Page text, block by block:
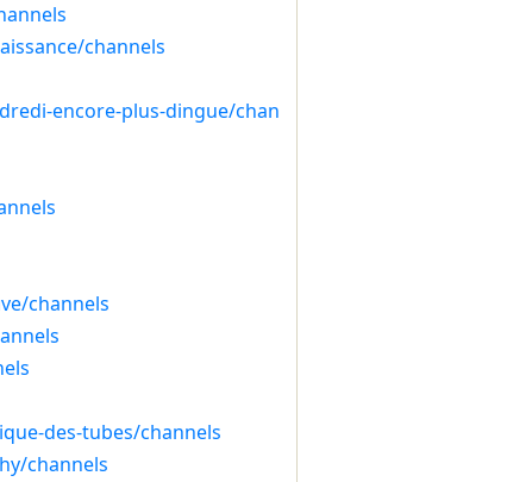
channels
encore-plus-dingue/chan
channels
des-tubes/channels
channels